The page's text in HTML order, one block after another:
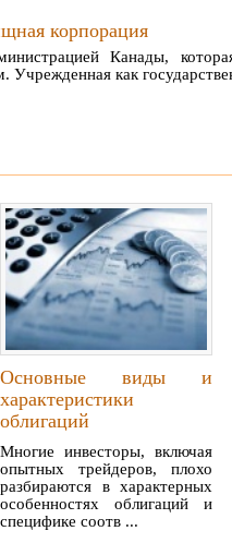
корпорация
Канады,
как
Основные виды и
характеристики
облигаций
Многие инвесторы, включая
опытных трейдеров, плохо
разбираются в характерных
особенностях облигаций и
специфике соотв ...